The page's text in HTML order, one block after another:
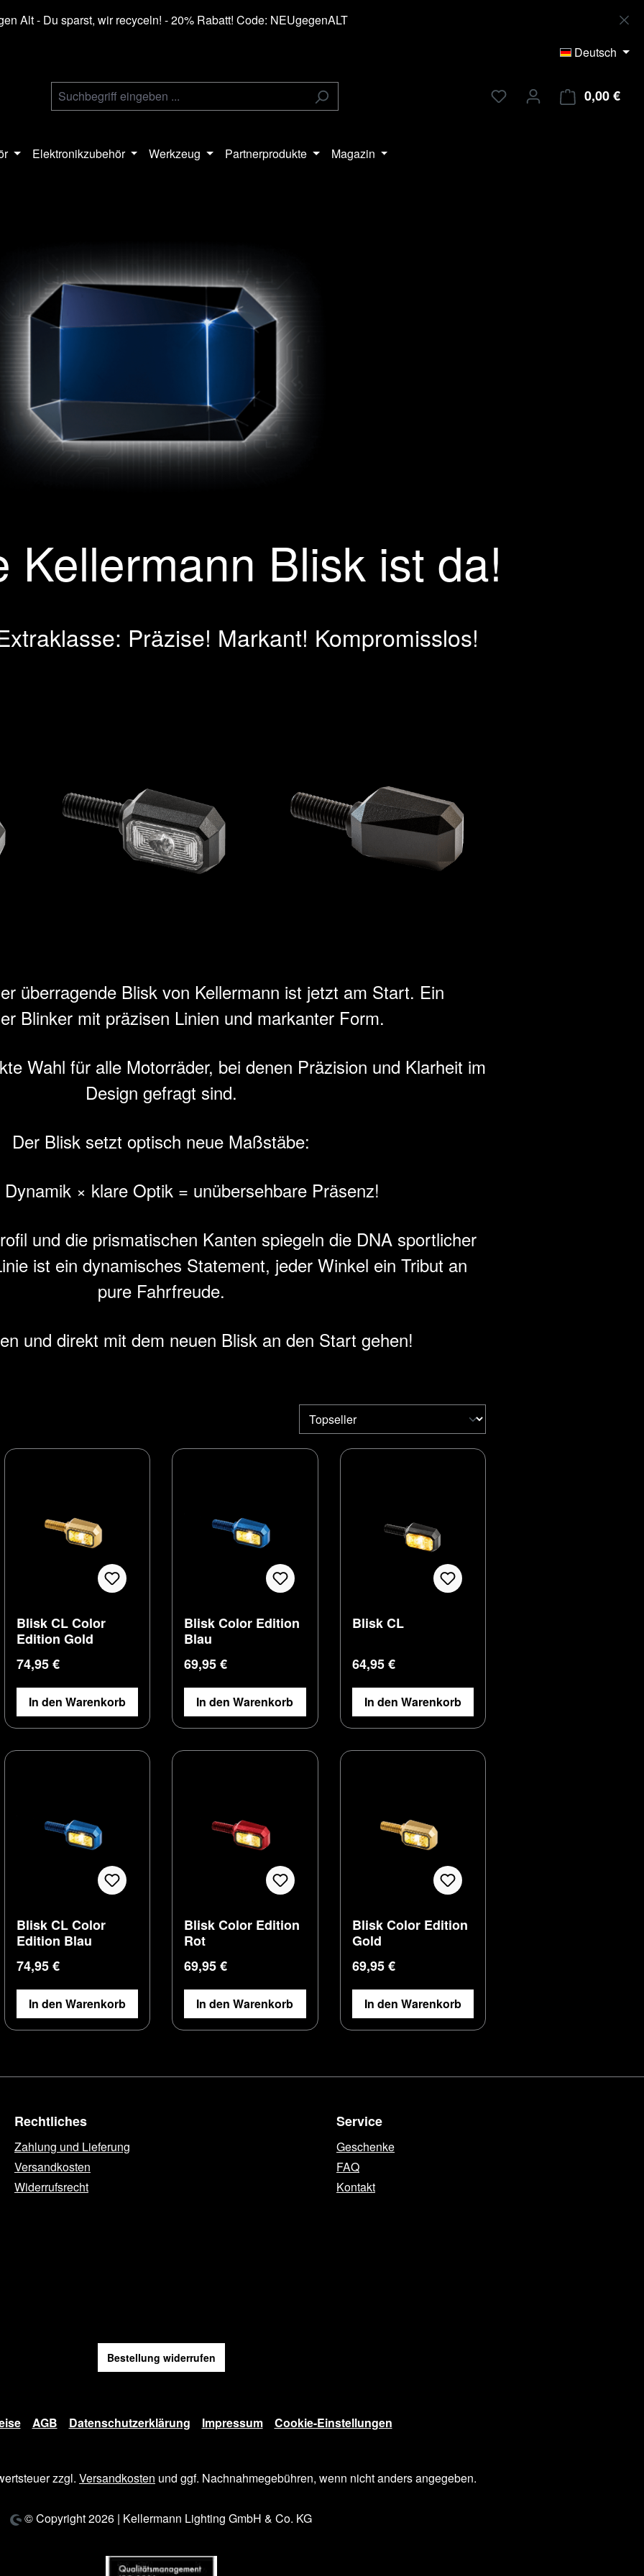
Alt - Du sparst, wir recyceln! - 20% Rabatt! Code: NEUgegenALT
Deutsch
0,00 €
Elektronikzubehör Werkzeug Partnerprodukte Magazin
Kellermann Blisk ist da!
Präzise! Markant! Kompromisslos!
überragende Blisk von Kellermann ist jetzt am Start. Ein
Blinker mit präzisen Linien und markanter Form.
Wahl für alle Motorräder, bei denen Präzision und Klarheit im
Design gefragt sind.
Der Blisk setzt optisch neue Maßstäbe:
× klare Optik = unübersehbare Präsenz!
und die prismatischen Kanten spiegeln die DNA sportlicher
ist ein dynamisches Statement, jeder Winkel ein Tribut an
pure Fahrfreude.
und direkt mit dem neuen Blisk an den Start gehen!
Blisk CL Color
Edition Gold
Regulärer Preis:
74,95 €
In den Warenkorb
Blisk Color Edition
Blau
Regulärer Preis:
69,95 €
In den Warenkorb
Blisk CL
Regulärer Preis:
64,95 €
In den Warenkorb
Blisk CL Color
Edition Blau
Regulärer Preis:
74,95 €
In den Warenkorb
Blisk Color Edition
Rot
Regulärer Preis:
69,95 €
In den Warenkorb
Blisk Color Edition
Gold
Regulärer Preis:
69,95 €
In den Warenkorb
Rechtliches
Zahlung und Lieferung
Versandkosten
Widerrufsrecht
Service
Geschenke
FAQ
Kontakt
Bestellung widerrufen
AGB Datenschutzerklärung Impressum Cookie-Einstellungen
zzgl. Versandkosten und ggf. Nachnahmegebühren, wenn nicht anders angegeben.
© Copyright 2026 | Kellermann Lighting GmbH & Co. KG